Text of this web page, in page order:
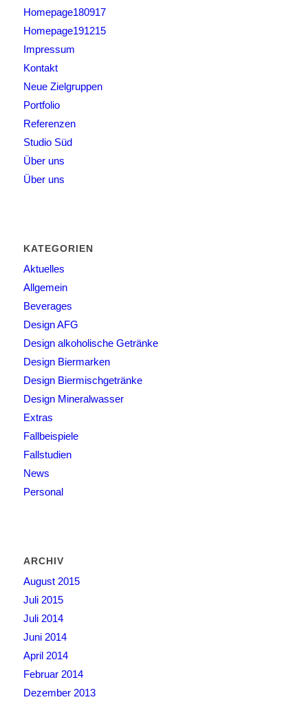
Homepage180917
Homepage191215
Impressum
Kontakt
Neue Zielgruppen
Portfolio
Referenzen
Studio Süd
Über uns
Über uns
KATEGORIEN
Aktuelles
Allgemein
Beverages
Design AFG
Design alkoholische Getränke
Design Biermarken
Design Biermischgetränke
Design Mineralwasser
Extras
Fallbeispiele
Fallstudien
News
Personal
ARCHIV
August 2015
Juli 2015
Juli 2014
Juni 2014
April 2014
Februar 2014
Dezember 2013